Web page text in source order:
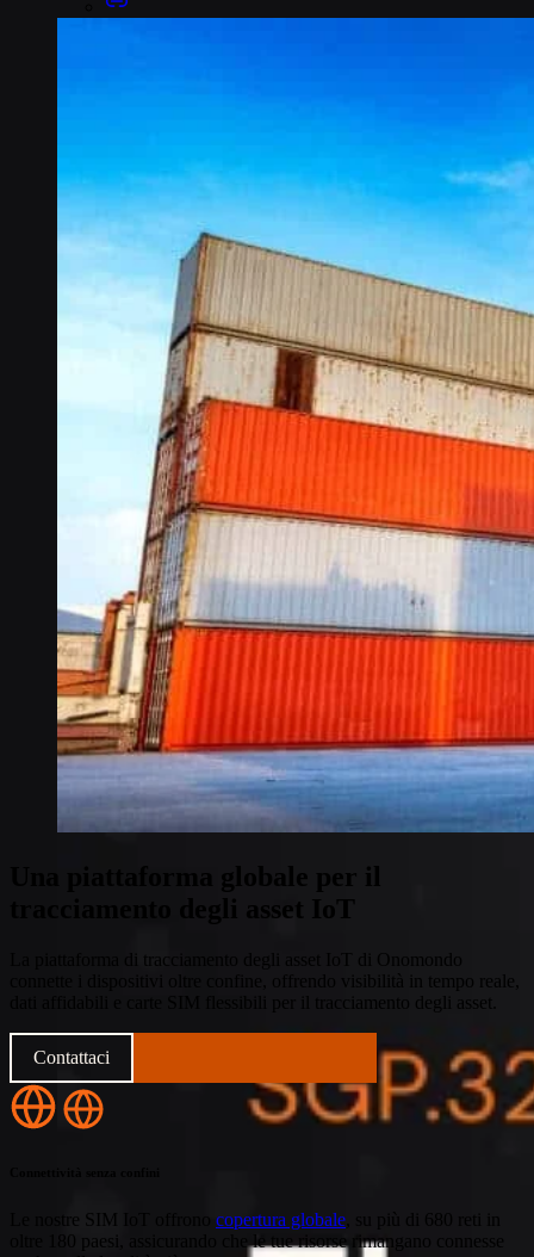
Sicurezza e qualità
Certificato secondo gli standard internazionali
Fattori di forma delle SIM
SIM globale IoT
La SIM IoT più flessibile
eSIM IoT di Onomondo
SIM IoT integrata
SoftSIM
SIM basata sul software 100%
SGP.32 eSIM IoT
eSIM realizzate per l'IoT
Connettività
Copertura globale
Copertura di rete LTE-M
Copertura di rete NB-IoT
Private Wireless Network Core
Corso e-mail eSIM IoT
Scopri tutto su SGP.32 e eSIM IoT in 5 minuti direttamente
nella tua casella di posta.
Una piattaforma globale per il
tracciamento degli asset IoT
La piattaforma di tracciamento degli asset IoT di Onomondo
connette i dispositivi oltre confine, offrendo visibilità in tempo reale,
dati affidabili e carte SIM flessibili per il tracciamento degli asset.
Contattaci
Le nostre SIM IoT offrono copertura globale
oltre 180 paesi, assicurando che le tue risorse rimangano connesse